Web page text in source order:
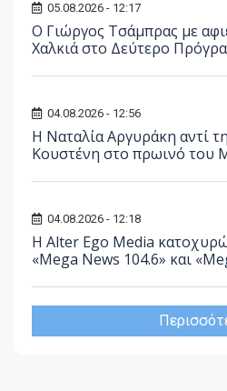
05.08.2026 - 12:17
O Γιώργος Τσάμπρας με
Χαλκιά στο Δεύτερο
04.08.2026 - 12:56
Η Ναταλία Αργυράκη αντί
Κουστένη στο πρωινό του
04.08.2026 - 12:18
Η Alter Ego Media
«Mega News 104.6» και